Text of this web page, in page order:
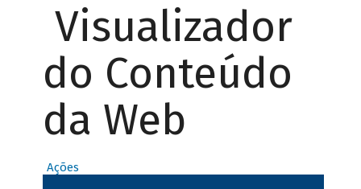
Visualizador
do Conteúdo
da Web
Ações